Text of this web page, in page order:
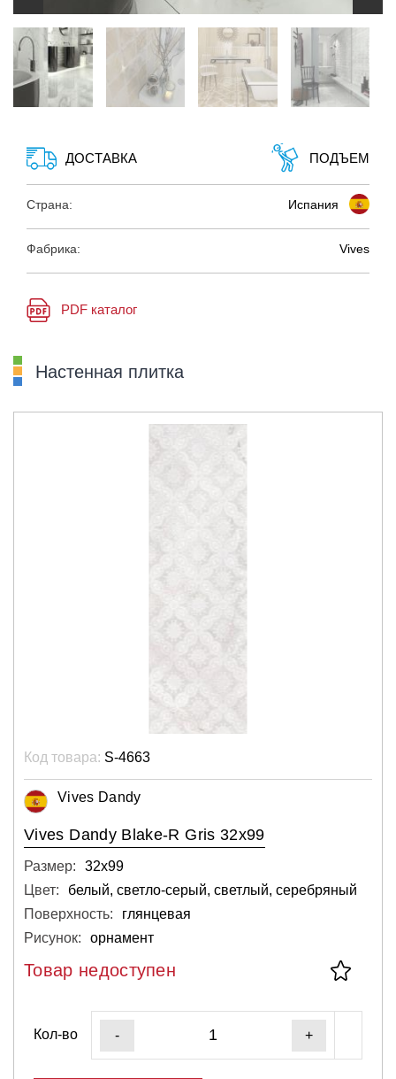
ДОСТАВКА ПОДЪЕМ
Страна: Испания
Фабрика: Vives
PDF каталог
Настенная плитка
Код товара: S-4663
Vives Dandy
Vives Dandy Blake-R Gris 32x99
Размер:
32х99
Цвет:
белый, светло-серый, светлый, серебряный
Поверхность:
глянцевая
Рисунок:
орнамент
Товар недоступен
Кол-во - +